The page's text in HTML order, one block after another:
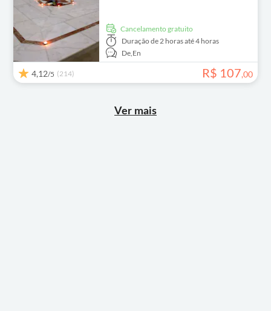
Cancelamento gratuito
Duraçãode 2 horas até 4 horas
De,En
4,12/5 (214) R$ 107,00
Ver mais